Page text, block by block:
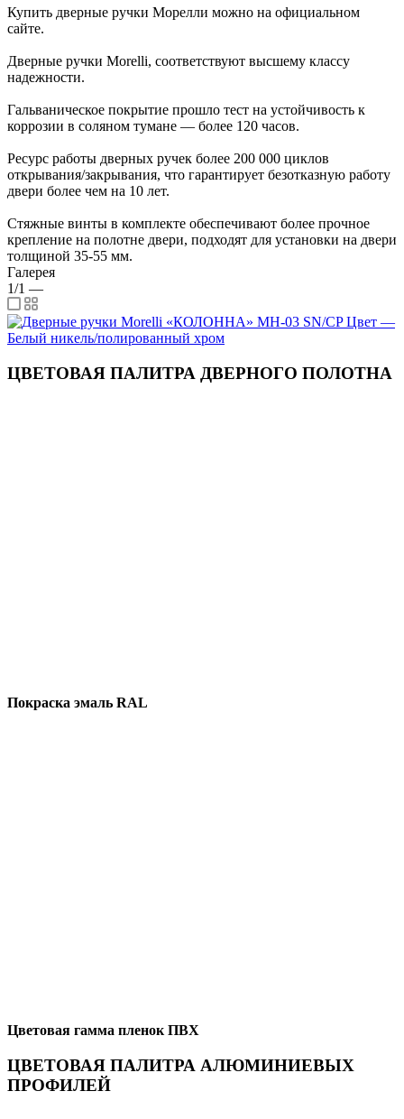
Купить дверные ручки Морелли можно на официальном
сайте.
Дверные ручки Morelli, соответствуют высшему классу
надежности.
Гальваническое покрытие прошло тест на устойчивость к
коррозии в соляном тумане — более 120 часов.
Ресурс работы дверных ручек более 200 000 циклов
открывания/закрывания, что гарантирует безотказную работу
двери более чем на 10 лет.
Стяжные винты в комплекте обеспечивают более прочное
крепление на полотне двери, подходят для установки на двери
толщиной 35-55 мм.
Галерея
1/1 —
ЦВЕТОВАЯ ПАЛИТРА ДВЕРНОГО ПОЛОТНА
Покраска эмаль RAL
Цветовая гамма пленок ПВХ
ЦВЕТОВАЯ ПАЛИТРА АЛЮМИНИЕВЫХ
ПРОФИЛЕЙ